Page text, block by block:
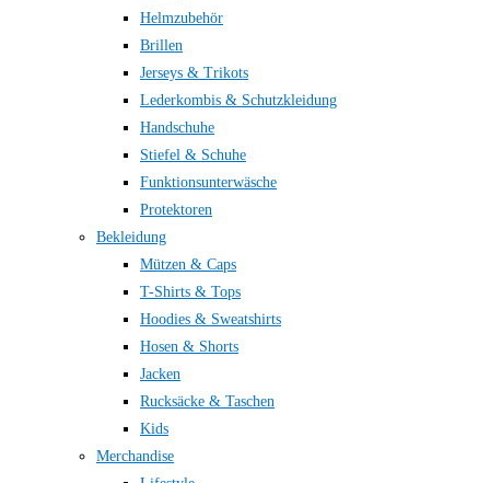
Helmzubehör
Brillen
Jerseys & Trikots
Lederkombis & Schutzkleidung
Handschuhe
Stiefel & Schuhe
Funktionsunterwäsche
Protektoren
Bekleidung
Mützen & Caps
T-Shirts & Tops
Hoodies & Sweatshirts
Hosen & Shorts
Jacken
Rucksäcke & Taschen
Kids
Merchandise